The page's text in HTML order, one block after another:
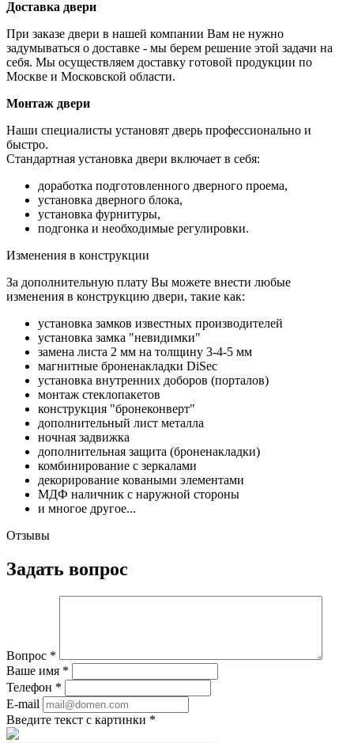
Доставка двери
При заказе двери в нашей компании Вам не нужно
задумываться о доставке - мы берем решение этой задачи на
себя. Мы осуществляем доставку готовой продукции по
Москве и Московской области.
Монтаж двери
Наши специалисты установят дверь профессионально и
быстро.
Стандартная установка двери включает в себя:
доработка подготовленного дверного проема,
установка дверного блока,
установка фурнитуры,
подгонка и необходимые регулировки.
Изменения в конструкции
За дополнительную плату Вы можете внести любые
изменения в конструкцию двери, такие как:
установка замков известных производителей
установка замка "невидимки"
замена листа 2 мм на толщину 3-4-5 мм
магнитные броненакладки DiSec
установка внутренних доборов (порталов)
монтаж стеклопакетов
конструкция "бронеконверт"
дополнительный лист металла
ночная задвижка
дополнительная защита (броненакладки)
комбинирование с зеркалами
декорирование коваными элементами
МДФ наличник с наружной стороны
и многое другое...
Отзывы
Задать вопрос
Вопрос *
Ваше имя *
Телефон *
E-mail
Введите текст с картинки *